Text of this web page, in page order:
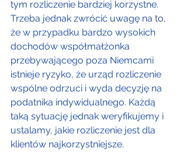
tym rozliczenie bardziej korzystne.
Trzeba jednak zwrócić uwagę na to,
że w przypadku bardzo wysokich
dochodów współmałżonka
przebywającego poza Niemcami
istnieje ryzyko, że urząd rozliczenie
wspólne odrzuci i wyda decyzję na
podatnika indywidualnego. Każdą
taką sytuację jednak weryfikujemy i
ustalamy, jakie rozliczenie jest dla
klientów najkorzystniejsze.